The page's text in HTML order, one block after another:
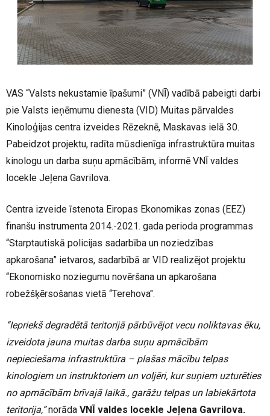
VAS “Valsts nekustamie īpašumi” (VNĪ) vadībā pabeigti darbi
pie Valsts ieņēmumu dienesta (VID) Muitas pārvaldes
Kinoloģijas centra izveides Rēzeknē, Maskavas ielā 30.
Pabeidzot projektu, radīta mūsdienīga infrastruktūra muitas
kinologu un darba suņu apmācībām, informē VNĪ valdes
locekle Jeļena Gavrilova.
Centra izveide īstenota Eiropas Ekonomikas zonas (EEZ)
finanšu instrumenta 2014.-2021. gada perioda programmas
“Starptautiskā policijas sadarbība un noziedzības
apkarošana” ietvaros, sadarbībā ar VID realizējot projektu
“Ekonomisko noziegumu novēršana un apkarošana
robežšķērsošanas vietā “Terehova".
“Iepriekš degradētā teritorijā pārbūvējot vecu noliktavas ēku,
izveidota jauna muitas darba suņu apmācībām
nepieciešama infrastruktūra – plašas mācību telpas
kinologiem un instruktoriem un voljēri, kur suņiem uzturēties
no apmācībām brīvajā laikā., garāžu telpas un labiekārtota
teritorija,”norāda VNĪ valdes locekle Jeļena Gavrilova.